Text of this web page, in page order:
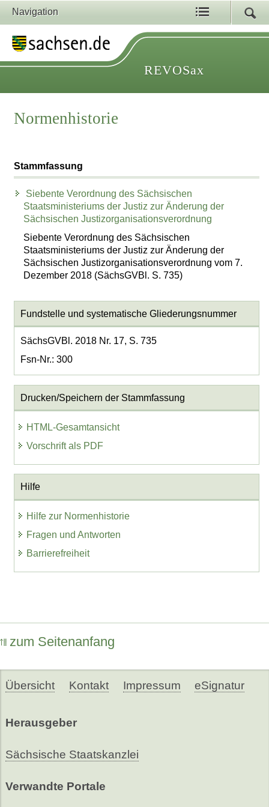
Navigation
REVOSax
Normenhistorie
Stammfassung
Siebente Verordnung des Sächsischen
Staatsministeriums der Justiz zur Änderung der
Sächsischen Justizorganisationsverordnung
Siebente Verordnung des Sächsischen
Staatsministeriums der Justiz zur Änderung der
Sächsischen Justizorganisationsverordnung vom 7.
Dezember 2018 (SächsGVBl. S. 735)
Fundstelle und systematische Gliederungsnummer
SächsGVBl. 2018 Nr. 17, S. 735
Fsn-Nr.: 300
Drucken/Speichern der Stammfassung
HTML-Gesamtansicht
Vorschrift als PDF
Hilfe
Hilfe zur Normenhistorie
Fragen und Antworten
Barrierefreiheit
zum Seitenanfang
Übersicht Kontakt Impressum eSignatur
Herausgeber
Sächsische Staatskanzlei
Verwandte Portale